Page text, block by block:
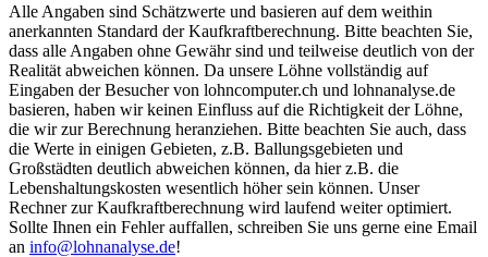
Alle Angaben sind Schätzwerte und basieren auf dem weithin
anerkannten Standard der Kaufkraftberechnung. Bitte beachten Sie,
dass alle Angaben ohne Gewähr sind und teilweise deutlich von der
Realität abweichen können. Da unsere Löhne vollständig auf
Eingaben der Besucher von lohncomputer.ch und lohnanalyse.de
basieren, haben wir keinen Einfluss auf die Richtigkeit der Löhne,
die wir zur Berechnung heranziehen. Bitte beachten Sie auch, dass
die Werte in einigen Gebieten, z.B. Ballungsgebieten und
Großstädten deutlich abweichen können, da hier z.B. die
Lebenshaltungskosten wesentlich höher sein können. Unser
Rechner zur Kaufkraftberechnung wird laufend weiter optimiert.
Sollte Ihnen ein Fehler auffallen, schreiben Sie uns gerne eine Email
an info@lohnanalyse.de!